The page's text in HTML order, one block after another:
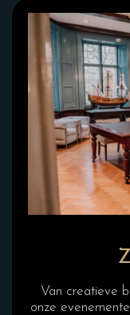
Van creatieve
onze